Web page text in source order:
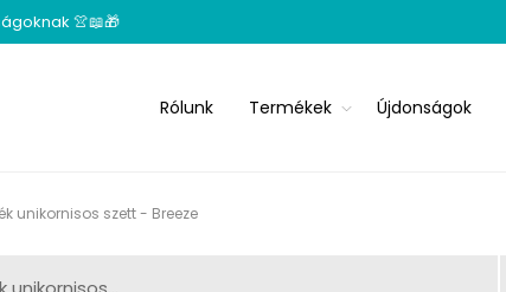
👚📖🎁
Rólunk Termékek Újdonságok
unikornisos szett - Breeze